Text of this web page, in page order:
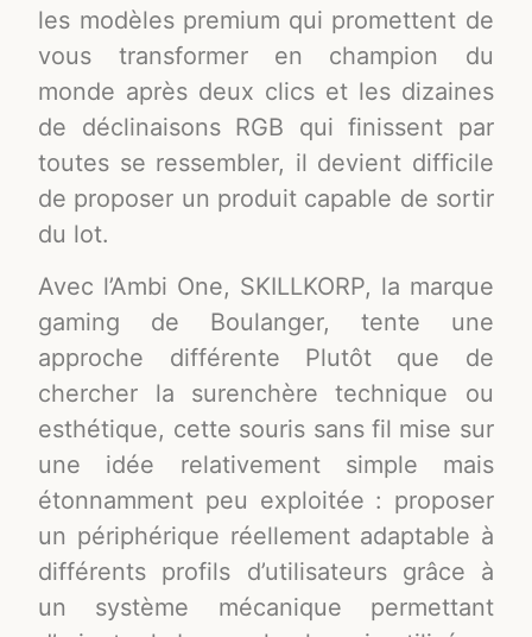
les modèles premium qui promettent de
vous transformer en champion du
monde après deux clics et les dizaines
de déclinaisons RGB qui finissent par
toutes se ressembler, il devient difficile
de proposer un produit capable de sortir
du lot.
Avec l’Ambi One, SKILLKORP, la marque
gaming de Boulanger, tente une
approche différente Plutôt que de
chercher la surenchère technique ou
esthétique, cette souris sans fil mise sur
une idée relativement simple mais
étonnamment peu exploitée : proposer
un périphérique réellement adaptable à
différents profils d’utilisateurs grâce à
un système mécanique permettant